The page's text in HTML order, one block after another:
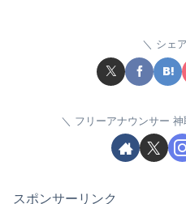
シェ
フリーアナウンサー
スポンサーリンク